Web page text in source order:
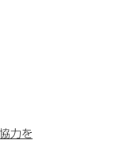
力を